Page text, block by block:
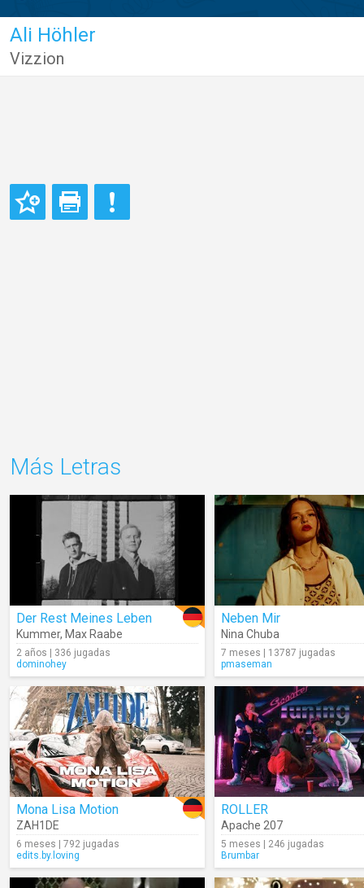
Ali Höhler
Vizzion
Más Letras
Der Rest Meines Leben
Kummer, Max Raabe
2 años | 336 jugadas
dominohey
Neben Mir
Nina Chuba
7 meses | 13787 jugadas
pmaseman
Mona Lisa Motion
ZAH1DE
6 meses | 792 jugadas
edits.by.loving
ROLLER
Apache 207
5 meses | 246 jugadas
Brumbar